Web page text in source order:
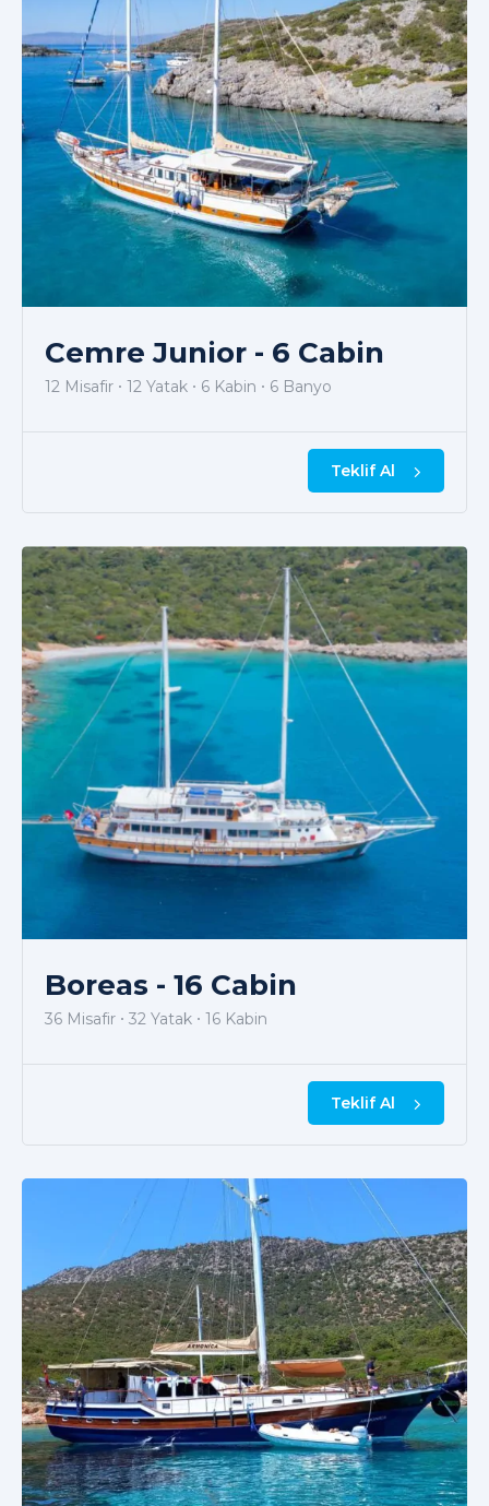
Cemre Junior - 6 Cabin
12 Misafir 12 Yatak 6 Kabin 6 Banyo
Teklif Al
Boreas - 16 Cabin
36 Misafir 32 Yatak 16 Kabin
Teklif Al